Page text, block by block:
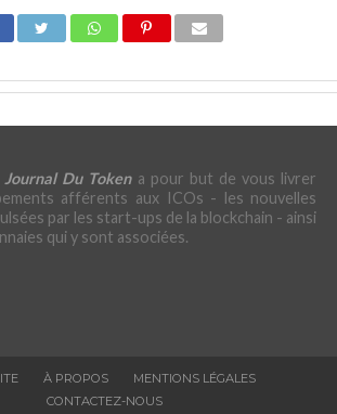
Journal Du Tokena pour but de vous livrer
afférents aux ICOs - les nouvelles
par les start-ups de la blockchain - ainsi
qui y sont associées.
À PROPOS
MENTIONS LÉGALES
CONTACTEZ-NOUS